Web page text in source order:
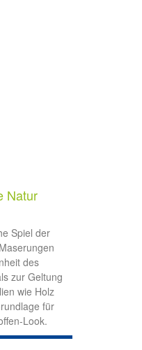
Natur
Spiel der
des
zur Geltung
wie Holz
für
Look.